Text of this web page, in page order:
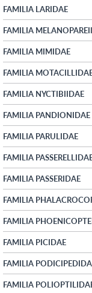
FAMILIA LARIDAE
FAMILIA
FAMILIA MIMIDAE
FAMILIA
FAMILIA NYCTIBIIDAE
FAMILIA PANDIONIDAE
FAMILIA PARULIDAE
FAMILIA
FAMILIA PASSERIDAE
FAMILIA
FAMILIA
FAMILIA PICIDAE
FAMILIA
FAMILIA